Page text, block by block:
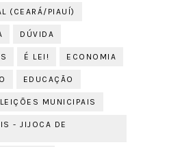
(CEARÁ/PIAUÍ)
DÚVIDA
É LEI! ECONOMIA
EDUCAÇÃO
MUNICIPAIS
- JIJOCA DE